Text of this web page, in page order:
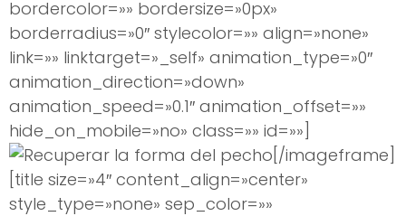
bordercolor=»» bordersize=»0px»
borderradius=»0″ stylecolor=»» align=»none»
link=»» linktarget=»_self» animation_type=»0″
animation_direction=»down»
animation_speed=»0.1″ animation_offset=»»
hide_on_mobile=»no» class=»» id=»»]
[/imageframe]
[title size=»4″ content_align=»center»
style_type=»none» sep_color=»»